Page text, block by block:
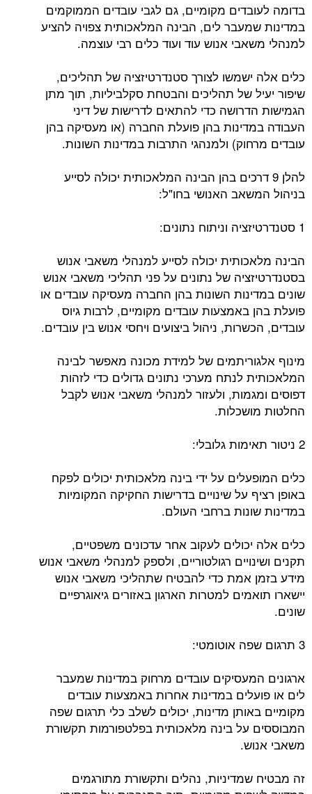
בדומה לעובדים מקומיים, גם לגבי עובדים הממוקמים
במדינות שמעבר לים, הבינה המלאכותית צפויה להציע
למנהלי משאבי אנוש עוד ועוד כלים רבי עוצמה.
כלים אלה ישמשו לצורך סטנדרטיזציה של תהליכים,
שיפור יעיל של תהליכים והבטחת סקלביליות, תוך מתן
הגמישות הדרושה כדי להתאים לדרישות של דיני
העבודה במדינות בהן פועלת החברה (או מעסיקה בהן
עובדים מרחוק) ולמנהגי התרבות במדינות השונות.
להלן 9 דרכים בהן הבינה המלאכותית יכולה לסייע
בניהול המשאב האנושי בחו"ל:
1 סטנדרטיזציה וניתוח נתונים:
הבינה מלאכותית יכולה לסייע למנהלי משאבי אנוש
בסטנדרטיזציה של נתונים על פני תהליכי משאבי אנוש
שונים במדינות השונות בהן החברה מעסיקה עובדים או
פועלת בהן באמצעות עובדים מקומיים, לרבות גיוס
עובדים, הכשרות, ניהול ביצועים ויחסי אנוש בין עובדים.
מינוף אלגוריתמים של למידת מכונה מאפשר לבינה
המלאכותית לנתח מערכי נתונים גדולים כדי לזהות
דפוסים ומגמות, ולעזור למנהלי משאבי אנוש לקבל
החלטות מושכלות.
2 ניטור תאימות גלובלי:
כלים המופעלים על ידי בינה מלאכותית יכולים לפקח
באופן רציף על שינויים בדרישות החקיקה המקומיות
במדינות שונות ברחבי העולם.
כלים אלה יכולים לעקוב אחר עדכונים משפטיים,
תקנים ושינויים רגולטוריים, ולספק למנהלי משאבי אנוש
מידע בזמן אמת כדי להבטיח שתהליכי משאבי אנוש
יישארו תואמים למטרות הארגון באזורים גיאוגרפיים
שונים.
3 תרגום שפה אוטומטי:
ארגונים המעסיקים עובדים מרחוק במדינות שמעבר
לים או פועלים במדינות אחרות באמצעות עובדים
מקומיים באותן מדינות, יכולים לשלב כלי תרגום שפה
המבוססים על בינה מלאכותית בפלטפורמות תקשורת
משאבי אנוש.
זה מבטיח שמדיניות, נהלים ותקשורת מתורגמים